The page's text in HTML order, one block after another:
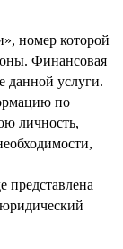
номер которой
Финансовая
данной услуги.
по
личность,
представлена